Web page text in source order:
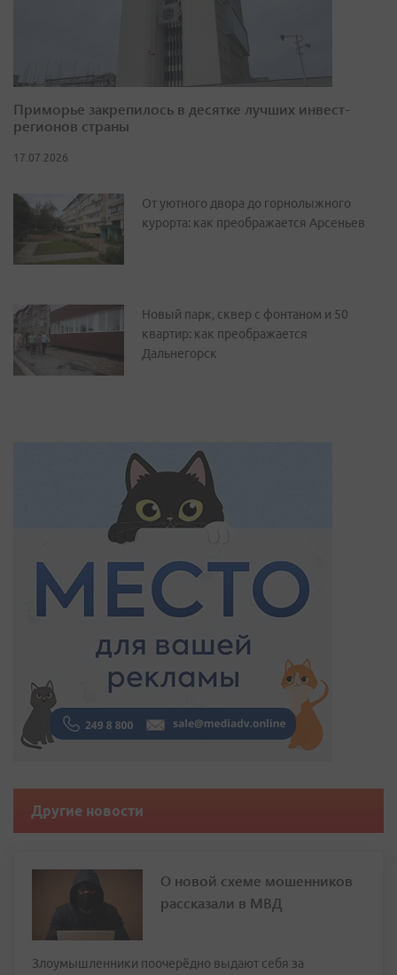
Приморье закрепилось в десятке лучших инвест-
регионов страны
17.07.2026
От уютного двора до горнолыжного
курорта: как преображается Арсеньев
Новый парк, сквер с фонтаном и 50
квартир: как преображается
Дальнегорск
Другие новости
О новой схеме мошенников
рассказали в МВД
Злоумышленники поочерёдно выдают себя за